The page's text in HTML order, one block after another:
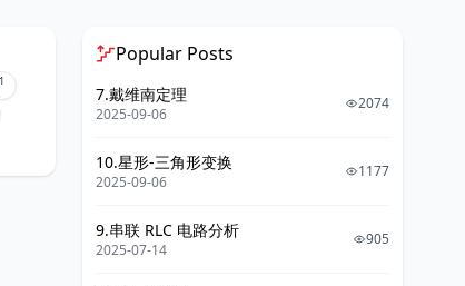
1
Popular Posts
7.戴维南定理
2025-09-06
2074
10.星形-三角形变换
2025-09-06
1177
9.串联 RLC 电路分析
2025-07-14
905